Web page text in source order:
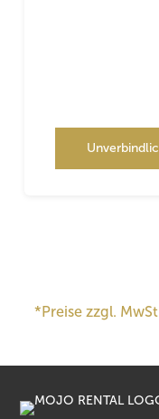
*Preise zzgl.